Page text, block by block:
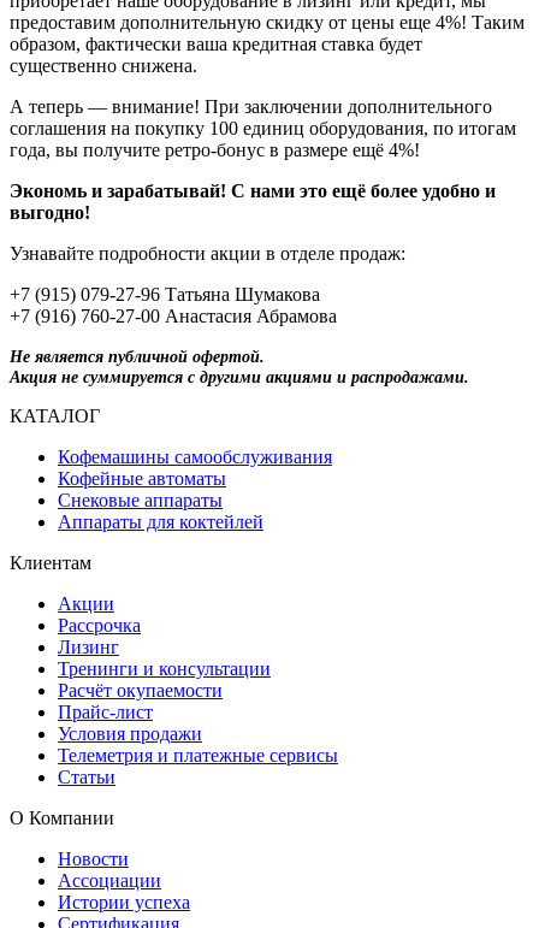
предоставим дополнительную скидку от цены еще 4%! Таким
образом, фактически ваша кредитная ставка будет
существенно снижена.
А теперь — внимание! При заключении дополнительного
соглашения на покупку 100 единиц оборудования, по итогам
года, вы получите ретро-бонус в размере ещё 4%!
Экономь и зарабатывай! С нами это ещё более удобно и
выгодно!
Узнавайте подробности акции в отделе продаж:
+7 (915) 079-27-96 Татьяна Шумакова
+7 (916) 760-27-00 Анастасия Абрамова
Не является публичной офертой.
Акция не суммируется с другими акциями и распродажами.
КАТАЛОГ
Кофемашины самообслуживания
Кофейные автоматы
Снековые аппараты
Аппараты для коктейлей
Клиентам
Акции
Рассрочка
Лизинг
Тренинги и консультации
Расчёт окупаемости
Прайс-лист
Условия продажи
Телеметрия и платежные сервисы
Статьи
О Компании
Новости
Ассоциации
Истории успеха
Сертификация